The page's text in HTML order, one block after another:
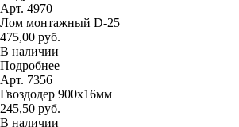
Арт. 4970
Лом монтажный D-25
475,00 руб.
В наличии
Подробнее
Арт. 7356
Гвоздодер 900х16мм
245,50 руб.
В наличии